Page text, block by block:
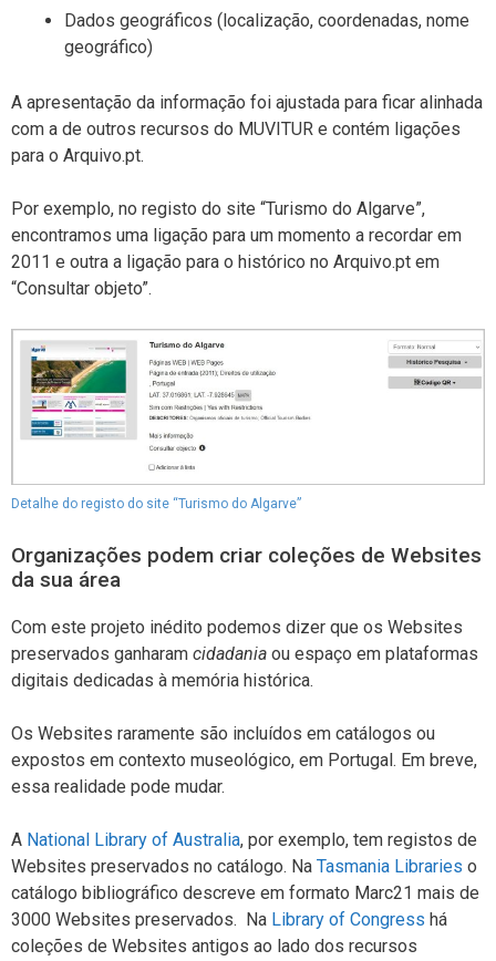
Dados geográficos (localização, coordenadas, nome
geográfico)
A apresentação da informação foi ajustada para ficar alinhada
com a de outros recursos do MUVITUR e contém ligações
para o Arquivo.pt.
Por exemplo, no registo do site “Turismo do Algarve”,
encontramos uma ligação para um momento a recordar em
2011 e outra a ligação para o histórico no Arquivo.pt em
“Consultar objeto”.
Detalhe do registo do site “Turismo do Algarve”
Organizações podem criar coleções de Websites
da sua área
Com este projeto inédito podemos dizer que os Websites
preservados ganharam cidadania ou espaço em plataformas
digitais dedicadas à memória histórica.
Os Websites raramente são incluídos em catálogos ou
expostos em contexto museológico, em Portugal. Em breve,
essa realidade pode mudar.
A National Library of Australia, por exemplo, tem registos de
Websites preservados no catálogo. Na Tasmania Libraries o
catálogo bibliográfico descreve em formato Marc21 mais de
3000 Websites preservados. Na Library of Congress há
coleções de Websites antigos ao lado dos recursos